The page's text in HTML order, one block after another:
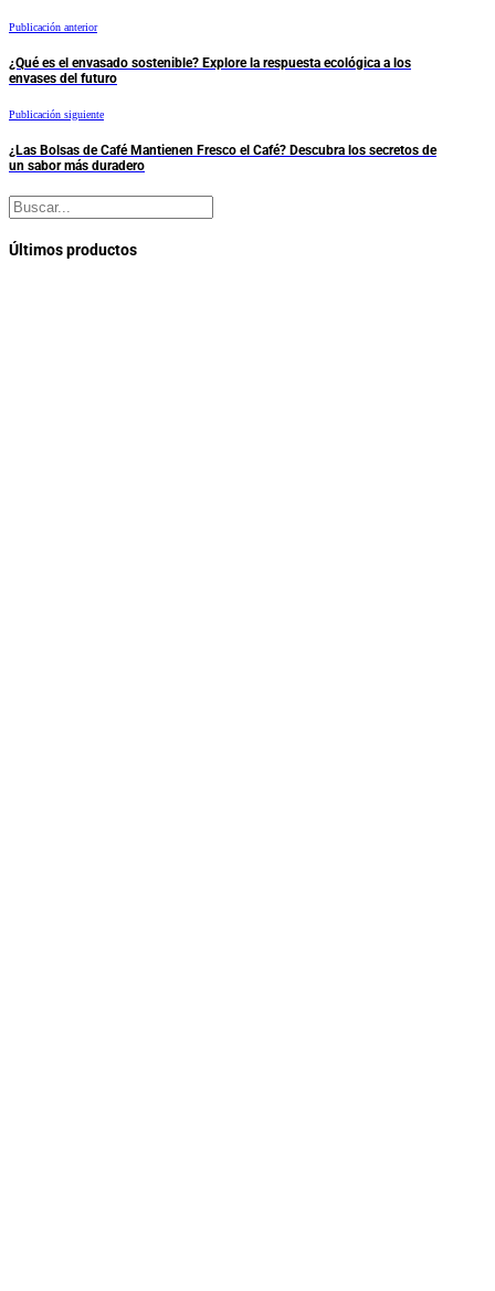
Publicación anterior
¿Qué es el envasado sostenible? Explore la respuesta ecológica a los
envases del futuro
Publicación siguiente
¿Las Bolsas de Café Mantienen Fresco el Café? Descubra los secretos de
un sabor más duradero
Buscar
Últimos productos